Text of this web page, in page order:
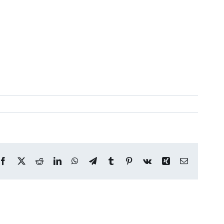
Facebook
X RedditLinkedInWhatsApp
TelegramTumblr Pinterest
Vk Xing Correo